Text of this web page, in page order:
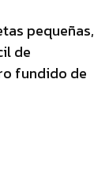
pequeñas,
de
fundido de